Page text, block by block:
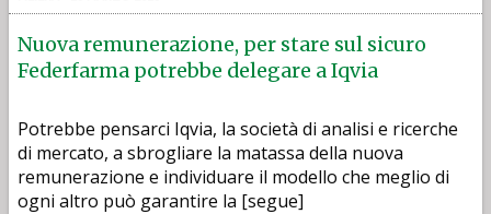
Nuova remunerazione, per stare sul sicuro
Federfarma potrebbe delegare a Iqvia
Potrebbe pensarci Iqvia, la società di analisi e ricerche
di mercato, a sbrogliare la matassa della nuova
remunerazione e individuare il modello che meglio di
ogni altro può garantire la [segue]